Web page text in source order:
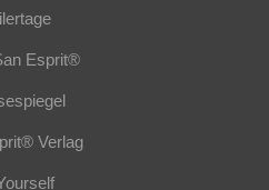
Esprit®
Verlag